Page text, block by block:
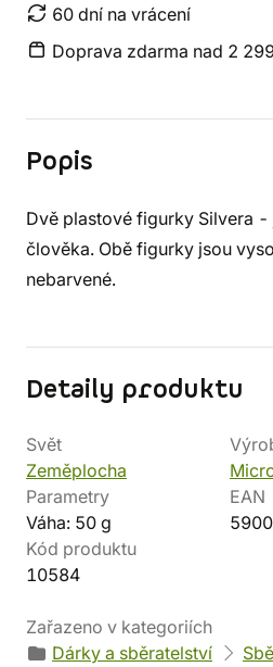
60 dní na vrácení
Doprava zdarma nad 2
Popis
Dvě plastové figurky Silvera
člověka. Obě figurky jsou
nebarvené.
Detaily produktu
Svět
Zeměplocha
Parametry
Váha: 50 g
EAN
Kód produktu
10584
Zařazeno v kategoriích
Dárky a sběratelství